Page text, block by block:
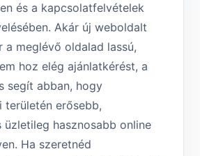
és a kapcsolatfelvételek
Akár új weboldalt
a meglévő oldalad lassú,
hoz elég ajánlatkérést, a
segít abban, hogy
területén erősebb,
üzletileg hasznosabb online
Ha szeretnéd